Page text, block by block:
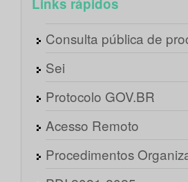
Links rápidos
Consulta pública de
Sei
Protocolo GOV.BR
Acesso Remoto
Procedimentos